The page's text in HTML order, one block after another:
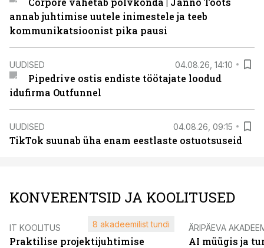
annab juhtimise uutele inimestele ja teeb
kommunikatsioonist pika pausi
UUDISED 04.08.26, 14:10
Pipedrive ostis endiste töötajate loodud
idufirma Outfunnel
UUDISED 04.08.26, 09:15
TikTok suunab üha enam eestlaste ostuotsuseid
KONVERENTSID JA KOOLITUSED
IT KOOLITUS
Praktilise projektijuhtimise
8 akadeemilist tundi ÄRIPÄEVA
AI müügis ja